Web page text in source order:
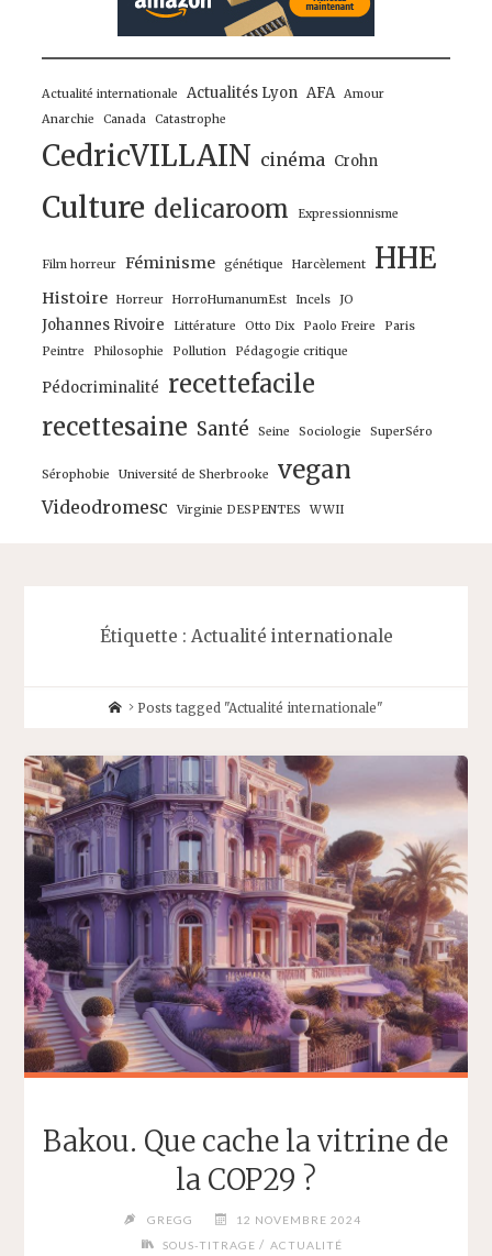
Actualité internationale Actualités Lyon AFA
Amour
Anarchie
Canada Catastrophe
CedricVILLAIN cinéma Crohn
Culture delicaroom Expressionnisme
Film horreur Féminisme génétique Harcèlement HHE
Histoire Horreur HorroHumanumEst Incels JO
Johannes Rivoire Littérature Otto Dix Paolo Freire
Paris
Peintre
Philosophie Pollution Pédagogie critique
Pédocriminalité recettefacile
recettesaine Santé Seine Sociologie SuperSéro
Sérophobie Université de Sherbrooke vegan
Videodromesc Virginie DESPENTES WWII
Étiquette : Actualité internationale
HomePosts tagged "Actualité internationale"
Bakou. Que cache la vitrine de
la COP29 ?
GREGG
12 NOVEMBRE 2024
SOUS-TITRAGE / ACTUALITÉ